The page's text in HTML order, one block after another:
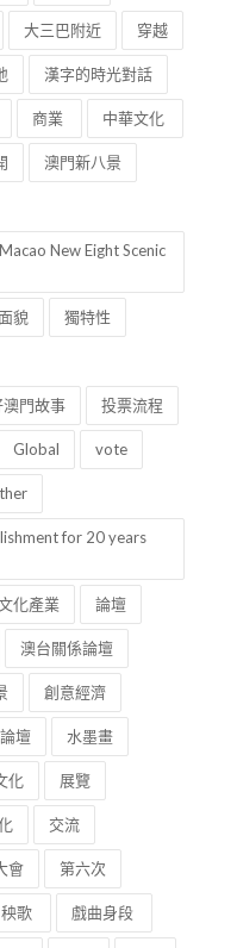
大三巴附近 穿越
漢字的時光對話
商業 中華文化
澳門新八景
New Eight Scenic
貌 獨特性
澳門故事 投票流程
Global vote
for 20 years
化產業 論壇
澳台關係論壇
創意經濟
壇 水墨畫
化 展覽
交流
會 第六次
秧歌 戲曲身段